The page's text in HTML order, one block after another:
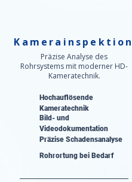
Kamerainspektion
Präzise Analyse des
Rohrsystems mit moderner HD-
Kameratechnik.
Hochauflösende
Kameratechnik
Bild- und
Videodokumentation
Präzise Schadensanalyse​
Rohrortung bei Bedarf